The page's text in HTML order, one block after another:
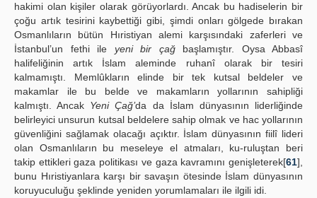
hakimi olan kişiler olarak görüyorlardı. Ancak bu hadiselerin bir
çoğu artık tesirini kaybettiği gibi, şimdi onları gölgede bırakan
Osmanlıların bütün Hıristiyan alemi karşısındaki zaferleri ve
İstanbul’un fethi ile yeni bir çağbaşlamıştır. Oysa Abbasî
halifeliğinin artık İslam aleminde ruhanî olarak bir tesiri
kalmamıştı. Memlûkların elinde bir tek kutsal beldeler ve
makamlar ile bu belde ve makamların yollarının sahipliği
kalmıştı. Ancak Yeni Çağ’da da İslam dünyasının liderliğinde
belirleyici unsurun kutsal beldelere sahip olmak ve hac yollarının
güvenliğini sağlamak olacağı açıktır. İslam dünyasının fiilî lideri
olan Osmanlıların bu meseleye el atmaları, ku-ruluştan beri
takip ettikleri gaza politikası ve gaza kavramını genişleterek[61],
bunu Hıristiyanlara karşı bir savaşın ötesinde İslam dünyasının
koruyuculuğu şeklinde yeniden yorumlamaları ile ilgili idi.